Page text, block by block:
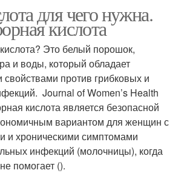
для чего нужна.
кислота
Это белый порошок,
и воды, который обладает
свойствами против грибковых и
Journal of Women’s Health
кислота является безопасной
вариантом для женщин с
и хроническими симптомами
инфекций (молочницы), когда
помогает ().